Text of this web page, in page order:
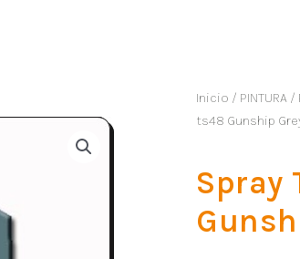
Inicio / PINTURA /
ts48 Gunship
Spray